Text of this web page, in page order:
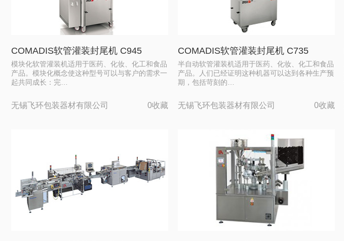
COMADIS软管灌装封尾机 C945
模块化软管灌装机适用于医药、化妆、化工和食品
产品。模块化概念使这种型号可以与客户的需求一
起共同成长：完…
无锡飞环包装器材有限公司 0收藏
COMADIS软管灌装封尾机 C735
半自动软管灌装机适用于医药、化妆、化工和食品
产品。人们已经证明这种机器可以达到各种生产预
期，包括苛刻的…
无锡飞环包装器材有限公司 0收藏